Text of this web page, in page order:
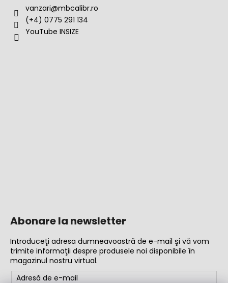
vanzari@mbcalibr.ro
(+4) 0775 291 134
YouTube INSIZE
Abonare la newsletter
Introduceţi adresa dumneavoastră de e-mail şi vă vom
trimite informaţii despre produsele noi disponibile în
magazinul nostru virtual.
Adresă de e-mail